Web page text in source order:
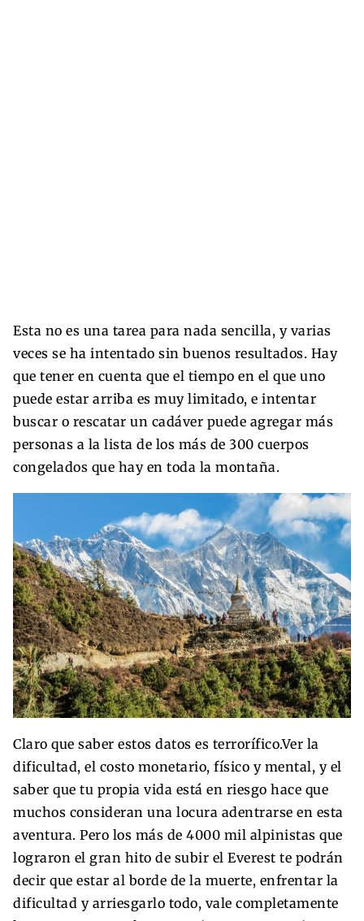
Esta no es una tarea para nada sencilla, y varias
veces se ha intentado sin buenos resultados. Hay
que tener en cuenta que el tiempo en el que uno
puede estar arriba es muy limitado, e intentar
buscar o rescatar un cadáver puede agregar más
personas a la lista de los más de 300 cuerpos
congelados que hay en toda la montaña.
Claro que saber estos datos es terrorífico.Ver la
dificultad, el costo monetario, físico y mental, y el
saber que tu propia vida está en riesgo hace que
muchos consideran una locura adentrarse en esta
aventura. Pero los más de 4000 mil alpinistas que
lograron el gran hito de subir el Everest te podrán
decir que estar al borde de la muerte, enfrentar la
dificultad y arriesgarlo todo, vale completamente